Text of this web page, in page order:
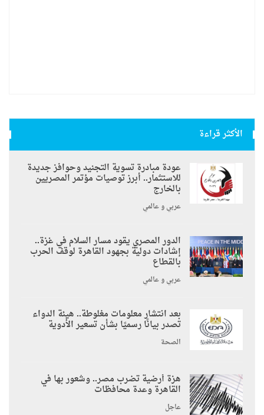
الأكثر قراءة
عودة مبادرة تسوية التجنيد وحوافز جديدة
للاستثمار.. أبرز توصيات مؤتمر المصريين
بالخارج
عربي و عالمي
الدور المصري يقود مسار السلام في غزة..
إشادات دولية بجهود القاهرة لوقف الحرب
بالقطاع
عربي و عالمي
بعد انتشار معلومات مغلوطة.. هيئة الدواء
تصدر بيانًا رسميًا بشأن تسعير الأدوية
الصحة
هزة أرضية تضرب مصر.. وشعور بها في
القاهرة وعدة محافظات
عاجل